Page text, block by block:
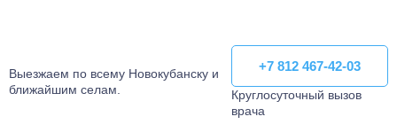
Выезжаем по всему Новокубанску и
ближайшим селам.
+7 812 467-42-03
+7 812 467-42-03
Круглосуточный вызов
врача